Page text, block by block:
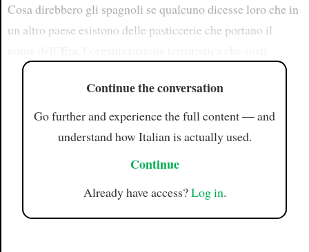
Cosa direbbero gli spagnoli se qualcuno dicesse loro che in
un altro paese esistono delle pasticcerie che portano il
Continue the conversation
Go further and experience the full content — and
understand how Italian is actually used.
Continue
Already have access?Log in.